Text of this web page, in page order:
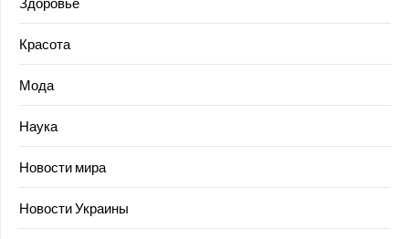
Красота
Мода
Наука
Новости мира
Новости Украины